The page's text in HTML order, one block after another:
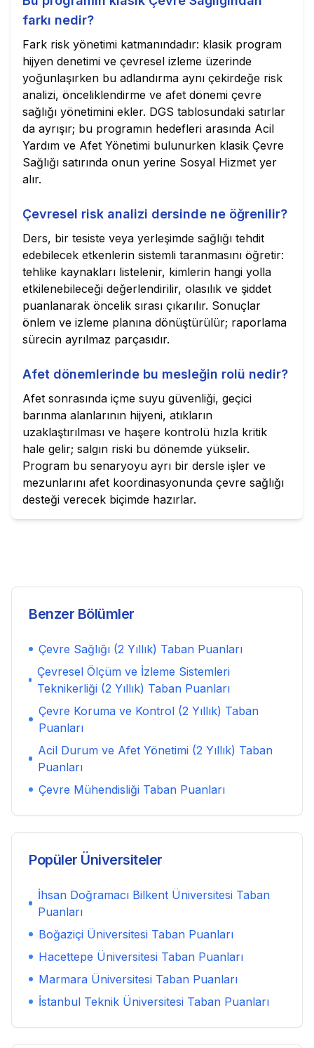
farkı nedir?
Fark risk yönetimi katmanındadır: klasik program
hijyen denetimi ve çevresel izleme üzerinde
yoğunlaşırken bu adlandırma aynı çekirdeğe risk
analizi, önceliklendirme ve afet dönemi çevre
sağlığı yönetimini ekler. DGS tablosundaki satırlar
da ayrışır; bu programın hedefleri arasında Acil
Yardım ve Afet Yönetimi bulunurken klasik Çevre
Sağlığı satırında onun yerine Sosyal Hizmet yer
alır.
Çevresel risk analizi dersinde ne öğrenilir?
Ders, bir tesiste veya yerleşimde sağlığı tehdit
edebilecek etkenlerin sistemli taranmasını öğretir:
tehlike kaynakları listelenir, kimlerin hangi yolla
etkilenebileceği değerlendirilir, olasılık ve şiddet
puanlanarak öncelik sırası çıkarılır. Sonuçlar
önlem ve izleme planına dönüştürülür; raporlama
sürecin ayrılmaz parçasıdır.
Afet dönemlerinde bu mesleğin rolü nedir?
Afet sonrasında içme suyu güvenliği, geçici
barınma alanlarının hijyeni, atıkların
uzaklaştırılması ve haşere kontrolü hızla kritik
hale gelir; salgın riski bu dönemde yükselir.
Program bu senaryoyu ayrı bir dersle işler ve
mezunlarını afet koordinasyonunda çevre sağlığı
desteği verecek biçimde hazırlar.
Benzer Bölümler
Çevre Sağlığı (2 Yıllık) Taban Puanları
Çevresel Ölçüm ve İzleme Sistemleri
Teknikerliği (2 Yıllık) Taban Puanları
Çevre Koruma ve Kontrol (2 Yıllık) Taban
Puanları
Acil Durum ve Afet Yönetimi (2 Yıllık) Taban
Puanları
Çevre Mühendisliği Taban Puanları
Popüler Üniversiteler
İhsan Doğramacı Bilkent Üniversitesi Taban
Puanları
Boğaziçi Üniversitesi Taban Puanları
Hacettepe Üniversitesi Taban Puanları
Marmara Üniversitesi Taban Puanları
İstanbul Teknik Üniversitesi Taban Puanları